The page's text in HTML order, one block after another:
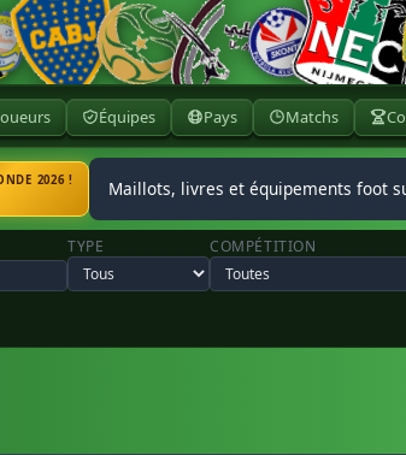
Équipes Pays Matchs
2026 ! Maillots, livres et équipements foot
TYPE COMPÉTITION